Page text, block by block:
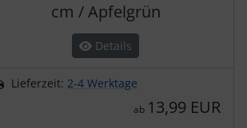
cm / Apfelgrün
Details
Lieferzeit: 2-4 Werktage
ab 13,99 EUR